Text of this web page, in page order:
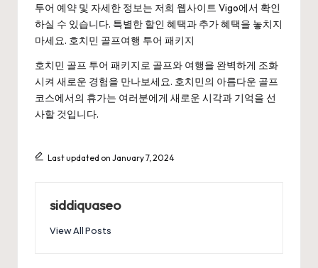
투어 예약 및 자세한 정보는 저희 웹사이트 Vigo에서 확인
하실 수 있습니다. 특별한 할인 혜택과 추가 혜택을 놓치지
마세요. 호치민 골프여행 투어 패키지
호치민 골프 투어 패키지로 골프와 여행을 완벽하게 조화
시켜 새로운 경험을 만나보세요. 호치민의 아름다운 골프
코스에서의 휴가는 여러분에게 새로운 시각과 기억을 선
사할 것입니다.
Last updated on January 7, 2024
siddiquaseo
View All Posts